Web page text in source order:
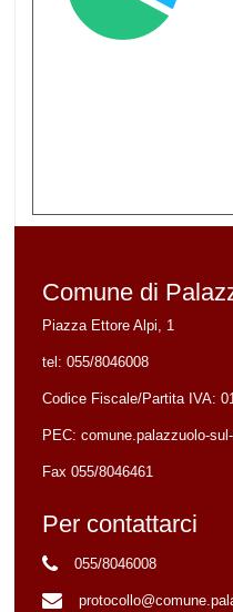
Comune di
Piazza Ettore Alpi, 1
tel: 055/8046008
Codice Fiscale/Partita IVA:
PEC: comune.palazzuolo-
Fax 055/8046461
Per contattarci
055/8046008